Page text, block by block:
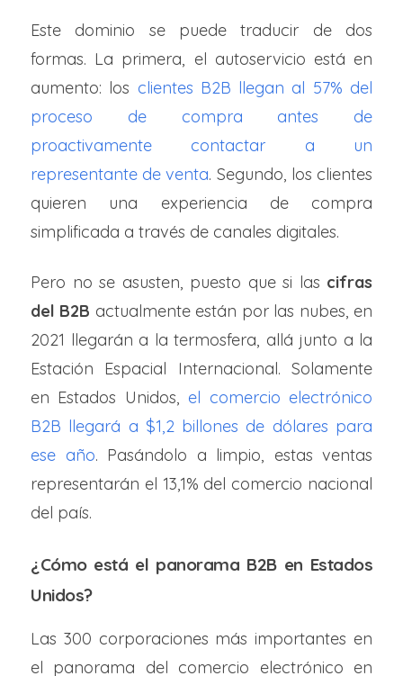
Este dominio se puede traducir de dos
formas. La primera, el autoservicio está en
aumento: los clientes B2B llegan al 57% del
proceso de compra antes de
proactivamente contactar a un
representante de venta. Segundo, los clientes
quieren una experiencia de compra
simplificada a través de canales digitales.
Pero no se asusten, puesto que si las cifras
del B2B actualmente están por las nubes, en
2021 llegarán a la termosfera, allá junto a la
Estación Espacial Internacional. Solamente
en Estados Unidos, el comercio electrónico
B2B llegará a $1,2 billones de dólares para
ese año. Pasándolo a limpio, estas ventas
representarán el 13,1% del comercio nacional
del país.
¿Cómo está el panorama B2B en Estados
Unidos?
Las 300 corporaciones más importantes en
el panorama del comercio electrónico en